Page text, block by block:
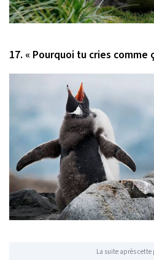
17. « Pourquoi tu cries comme
La suite après